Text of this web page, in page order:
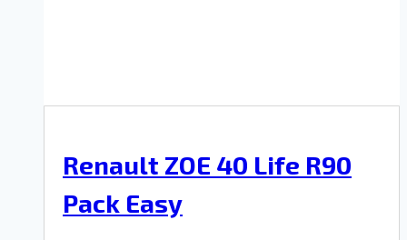
Renault ZOE 40 Life R90
Pack Easy